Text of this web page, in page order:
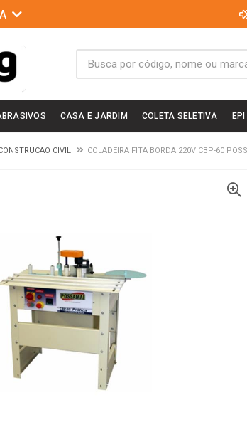
CASA E JARDIM COLETA SELETIVA EPI
CIVIL COLADEIRA FITA BORDA 220V CBP-60